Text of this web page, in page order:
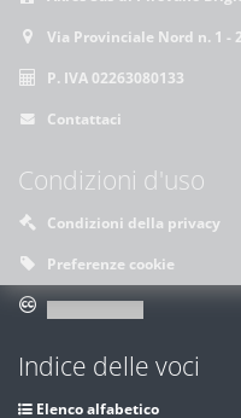
Via Provinciale Nord n. 1 -
P. IVA 02263080133
Contattaci
Condizioni d'uso
Condizioni della privacy
Preferenze cookie
Indice delle voci
Elenco alfabetico